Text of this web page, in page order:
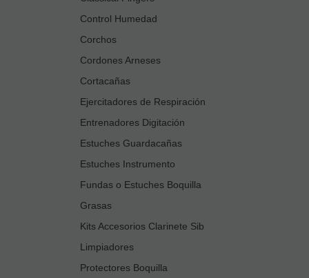
Control Humedad
Corchos
Cordones Arneses
Cortacañas
Ejercitadores de Respiración
Entrenadores Digitación
Estuches Guardacañas
Estuches Instrumento
Fundas o Estuches Boquilla
Grasas
Kits Accesorios Clarinete Sib
Limpiadores
Protectores Boquilla